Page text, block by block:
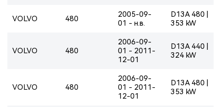
VOLVO 480
2005-09-
01 - н.в.
D13A 480 |
353 kW
VOLVO 480
2006-09-
01 - 2011-
12-01
D13A 440 |
324 kW
VOLVO 480
2006-09-
01 - 2011-
12-01
D13A 480 |
353 kW